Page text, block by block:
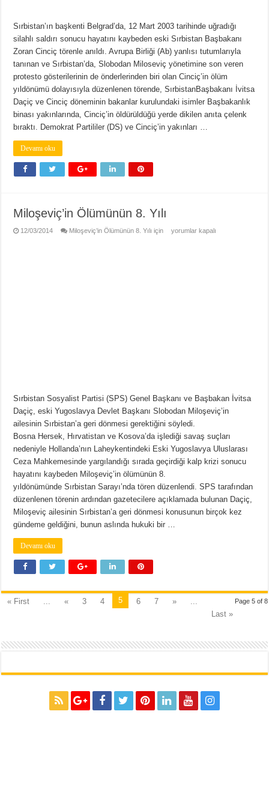
Sırbistan’ın başkenti Belgrad’da, 12 Mart 2003 tarihinde uğradığı
silahlı saldırı sonucu hayatını kaybeden eski Sırbistan Başbakanı
Zoran Cinciç törenle anıldı. Avrupa Birliği (Ab) yanlısı tutumlarıyla
tanınan ve Sırbistan’da, Slobodan Miloseviç yönetimine son veren
protesto gösterilerinin de önderlerinden biri olan Cinciç’in ölüm
yıldönümü dolayısıyla düzenlenen törende, SırbistanBaşbakanı İvitsa
Daçiç ve Cinciç döneminin bakanlar kurulundaki isimler Başbakanlık
binası yakınlarında, Cinciç’in öldürüldüğü yerde dikilen anıta çelenk
bıraktı. Demokrat Partililer (DS) ve Cinciç’in yakınları …
Devamı oku
Miloşeviç’in Ölümünün 8. Yılı
12/03/2014 Miloşeviç’in Ölümünün 8. Yılı için yorumlar kapalı
Sırbistan Sosyalist Partisi (SPS) Genel Başkanı ve Başbakan İvitsa
Daçiç, eski Yugoslavya Devlet Başkanı Slobodan Miloşeviç’in
ailesinin Sırbistan’a geri dönmesi gerektiğini söyledi.
Bosna Hersek, Hırvatistan ve Kosova’da işlediği savaş suçları
nedeniyle Hollanda’nın Laheykentindeki Eski Yugoslavya Uluslarası
Ceza Mahkemesinde yargılandığı sırada geçirdiği kalp krizi sonucu
hayatını kaybeden Miloşeviç’in ölümünün 8.
yıldönümünde Sırbistan Sarayı’nda tören düzenlendi. SPS tarafından
düzenlenen törenin ardından gazetecilere açıklamada bulunan Daçiç,
Miloşeviç ailesinin Sırbistan’a geri dönmesi konusunun birçok kez
gündeme geldiğini, bunun aslında hukuki bir …
Devamı oku
Page 5 of 8
« First « 3 4 5 6 7 »
Last »